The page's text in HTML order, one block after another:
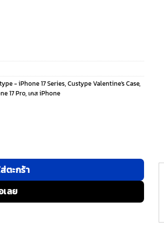
- iPhone 17 Series, Custype Valentine's Case,
17 Pro, เคส iPhone
Pouch - เคส iPhone 17 Pro - สี White ชิ้น
ตะกร้า
เลย